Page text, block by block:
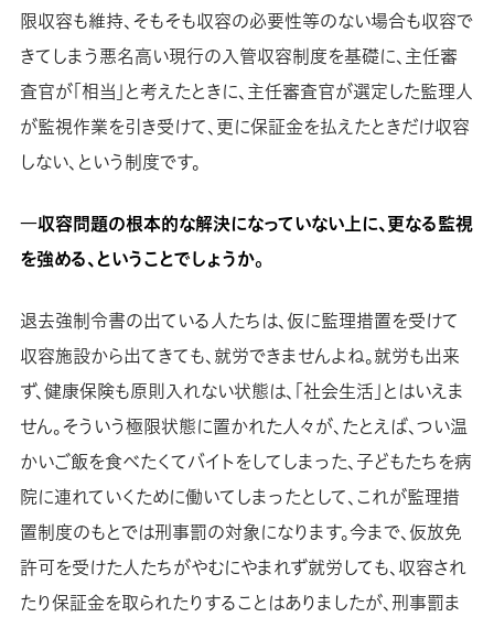
限収容も維持、そもそも収容の必要性等のない場合も収容で
きてしまう悪名高い現行の入管収容制度を基礎に、主任審
査官が「相当」と考えたときに、主任審査官が選定した監理人
が監視作業を引き受けて、更に保証金を払えたときだけ収容
しない、という制度です。
―収容問題の根本的な解決になっていない上に、更なる監視
を強める、ということでしょうか。
退去強制令書の出ている人たちは、仮に監理措置を受けて
収容施設から出てきても、就労できませんよね。就労も出来
ず、健康保険も原則入れない状態は、「社会生活」とはいえま
せん。そういう極限状態に置かれた人々が、たとえば、つい温
かいご飯を食べたくてバイトをしてしまった、子どもたちを病
院に連れていくために働いてしまったとして、これが監理措
置制度のもとでは刑事罰の対象になります。今まで、仮放免
許可を受けた人たちがやむにやまれず就労しても、収容され
たり保証金を取られたりすることはありましたが、刑事罰ま